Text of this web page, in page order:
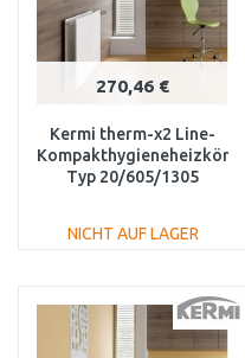
270,46 €
Kermi therm-x2 Line-
Kompakthygieneheizkörper
Typ 20/605/1305
NICHT AUF LAGER
Vergleichen